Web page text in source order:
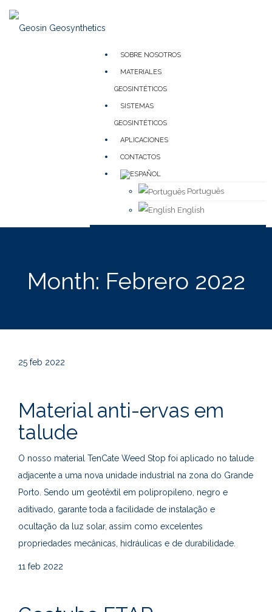
SOBRE NOSOTROS
MATERIALES
GEOSINTÉTICOS
SISTEMAS
GEOSINTÉTICOS
APLICACIONES
CONTACTOS
Português
English
Month: Febrero 2022
25 feb 2022
Material anti-ervas em
talude
O nosso material TenCate Weed Stop foi aplicado no talude
adjacente a uma nova unidade industrial na zona do Grande
Porto. Sendo um geotêxtil em polipropileno, negro e
aditivado, garante toda a facilidade de instalação e
ocultação da luz solar, assim como excelentes
propriedades mecânicas, hidráulicas e de durabilidade.
11 feb 2022